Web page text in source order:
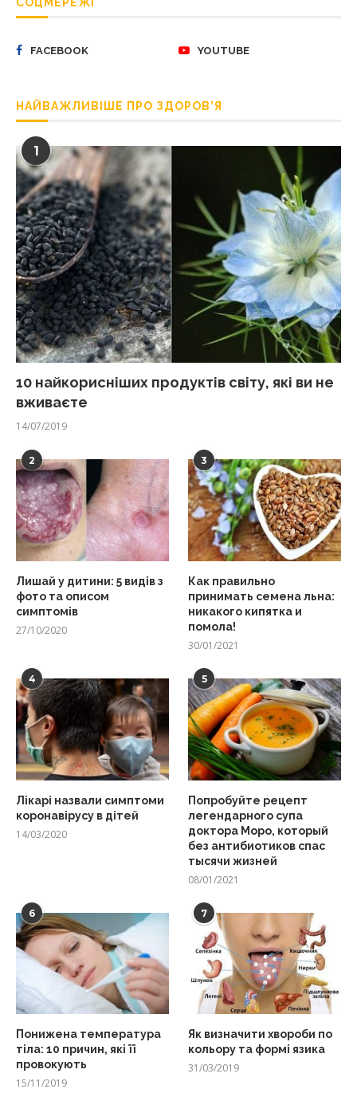
FACEBOOK YOUTUBE
НАЙВАЖЛИВІШЕ ПРО ЗДОРОВ’Я
1
10 найкорисніших продуктів світу, які ви не
вживаєте
14/07/2019
2
Лишай у дитини: 5 видів з
фото та описом
симптомів
27/10/2020
3
Как правильно
принимать семена льна:
никакого кипятка и
помола!
30/01/2021
4
Лікарі назвали симптоми
коронавірусу в дітей
14/03/2020
5
Попробуйте рецепт
легендарного супа
доктора Моро, который
без антибиотиков спас
тысячи жизней
08/01/2021
6
Понижена температура
тіла: 10 причин, які її
провокують
15/11/2019
7
Як визначити хвороби по
кольору та формі язика
31/03/2019